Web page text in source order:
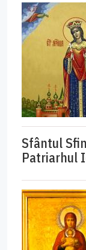
Sfântul
Patriarhul